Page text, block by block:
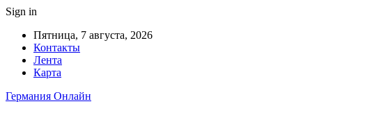
Sign in
Пятница, 7 августа, 2026
Контакты
Лента
Карта
Германия Онлайн